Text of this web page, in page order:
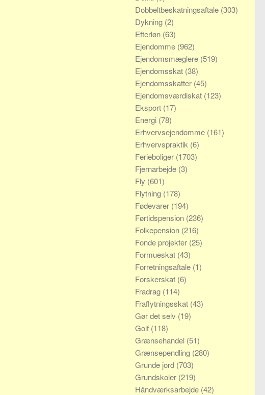
Dobbeltbeskatningsaftale (303)
Dykning (2)
Efterløn (63)
Ejendomme (962)
Ejendomsmæglere (519)
Ejendomsskat (38)
Ejendomsskatter (45)
Ejendomsværdiskat (123)
Eksport (17)
Energi (78)
Erhvervsejendomme (161)
Erhvervspraktik (6)
Ferieboliger (1703)
Fjernarbejde (3)
Fly (601)
Flytning (178)
Fødevarer (194)
Førtidspension (236)
Folkepension (216)
Fonde projekter (25)
Formueskat (43)
Forretningsaftale (1)
Forskerskat (6)
Fradrag (114)
Fraflytningsskat (43)
Gør det selv (19)
Golf (118)
Grænsehandel (51)
Grænsependling (280)
Grunde jord (703)
Grundskoler (219)
Håndværksarbejde (42)